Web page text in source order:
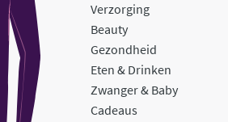
Verzorging
Beauty
Gezondheid
Eten & Drinken
Zwanger & Baby
Cadeaus